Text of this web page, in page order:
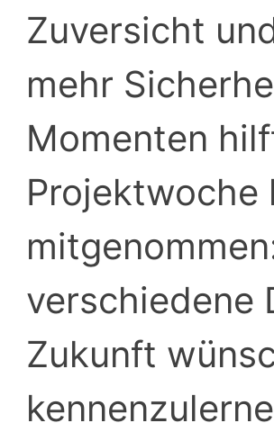
Zuversicht
mehr
Momenten
Projektwoche
verschiedene
Zukunft